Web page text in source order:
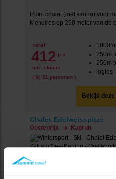
Ruim chalet (met sauna) voor
Menuires op 250 meter van de
vanaf
412 p.p.
incl. skipas
( bij 21 personen )
250m
250m
logies
Bekijk
Chalet Edelweisspitze
Oostenrijk Kaprun